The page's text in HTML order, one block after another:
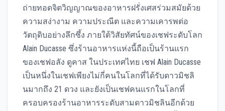
ถ่ายทอดจิตวิญญาณของอาหารฝรั่งเศสร่วมสมัยด้วย
ความสง่างาม ความประณีต และความเคารพต่อ
วัตถุดิบอย่างลึกซึ้ง ภายใต้วิสัยทัศน์ของเชฟระดับโลก
Alain Ducasse ซึ่งร้านอาหารแห่งนี้ถือเป็นร้านแรก
ของเชฟอลัง ดูคาส ในประเทศไทย เชฟ Alain Ducasse
เป็นหนึ่งในเชฟเพียงไม่กี่คนในโลกที่ได้รับดาวมิชลิ
นมากถึง 21 ดวง และยังเป็นเชฟคนแรกในโลกที่
ครอบครองร้านอาหารระดับสามดาวมิชลินอีกด้วย